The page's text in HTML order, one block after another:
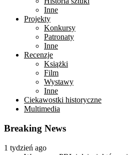
Inne
Projekty
Konkursy
Patronaty
Inne
Recenzje
Książki
Film
Wystawy
Inne
Ciekawostki historyczne
Multimedia
Breaking News
1 tydzień ago